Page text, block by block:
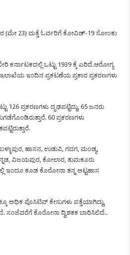
(ಮೇ 23) ಮತ್ತೆ ಓರ್ವರಿಗೆ ಕೋವಿಡ್-19 ಸೋಂಕು
ಕರ್ನಾಟಕದಲ್ಲಿ ಒಟ್ಟು 1939 ಕ್ಕೆ ಏರಿದೆ.ಆರೋಗ್ಯ
ಇಲಾಖೆಯ ಇಂದಿನ ಪ್ರಕಟಣೆಯ ಪ್ರಕಾರ ಪ್ರಕರಣಗಳು
126 ಪ್ರಕರಣಗಳು ದೃಢಪಟ್ಟಿದ್ದು, 65 ಜನರು
60 ಪ್ರಕರಣಗಳು
ಹಾಸನ, ಉಡುಪಿ, ಗದಗ, ಮಂಡ್ಯ,
ವಿಜಯಪುರ, ಕೋಲಾರ, ತುಮಕೂರು
ಇಂದೂ ಕೂಡ ಕೊರೋನಾ ತನ್ನ ಅಟ್ಟಹಾಸ
ಅಧಿಕ ಪೊಸಿಟಿವ್ ಕೇಸುಗಳು ಪತ್ತೆಯಾಗಿದ್ದು,
ಸಂಜೆವರೆಗೆ ಕೊರೋನಾ ದ್ವಿಶತಕ ಬಾರಿಸಿಲಿದೆ..